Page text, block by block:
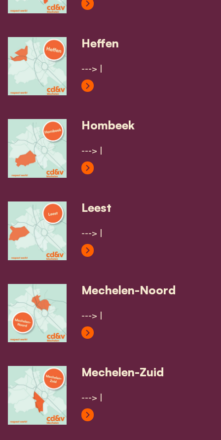
View Coloma's profile
Heffen
---> |
View Heffen's profile
Hombeek
---> |
View Hombeek's profile
Leest
---> |
View Leest's profile
Mechelen-Noord
---> |
View Mechelen-Noord's profile
Mechelen-Zuid
---> |
View Mechelen-Zuid's profile